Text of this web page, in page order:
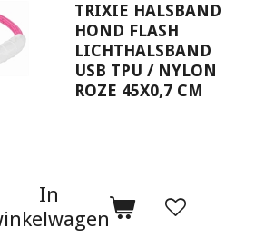
TRIXIE HALSBAND
HOND FLASH
LICHTHALSBAND
USB TPU / NYLON
ROZE 45X0,7 CM
In